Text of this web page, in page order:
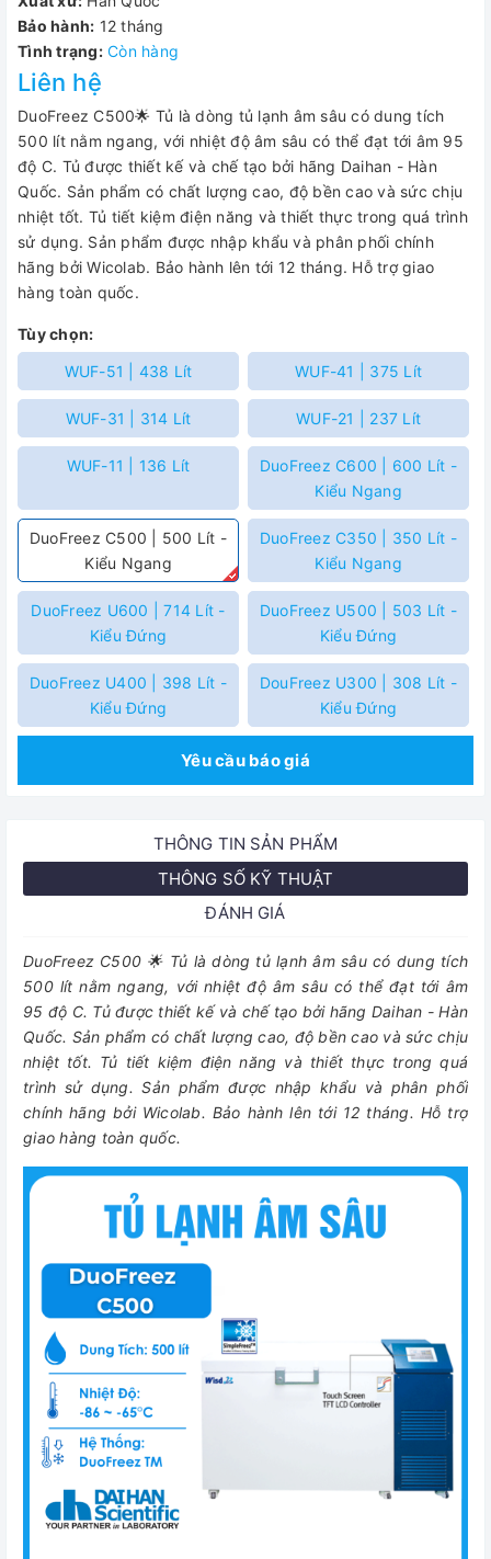
Bảo hành: 12 tháng
Tình trạng: Còn hàng
Liên hệ
DuoFreez C500🌟 Tủ là dòng tủ lạnh âm sâu có dung tích
500 lít nằm ngang, với nhiệt độ âm sâu có thể đạt tới âm 95
độ C. Tủ được thiết kế và chế tạo bởi hãng Daihan - Hàn
Quốc. Sản phẩm có chất lượng cao, độ bền cao và sức chịu
nhiệt tốt. Tủ tiết kiệm điện năng và thiết thực trong quá trình
sử dụng. Sản phẩm được nhập khẩu và phân phối chính
hãng bởi Wicolab. Bảo hành lên tới 12 tháng. Hỗ trợ giao
hàng toàn quốc.
Tùy chọn:
WUF-51 | 438 Lít
WUF-41 | 375 Lít
WUF-31 | 314 Lít WUF-21 | 237 Lít
WUF-11 | 136 Lít
DuoFreez C600 | 600 Lít -
Kiểu Ngang
DuoFreez C500 | 500 Lít -
Kiểu Ngang
DuoFreez C350 | 350 Lít -
Kiểu Ngang
DuoFreez U600 | 714 Lít -
Kiểu Đứng
DuoFreez U500 | 503 Lít -
Kiểu Đứng
DuoFreez U400 | 398 Lít -
Kiểu Đứng
DouFreez U300 | 308 Lít -
Kiểu Đứng
Yêu cầu báo giá
THÔNG TIN SẢN PHẨM
THÔNG SỐ KỸ THUẬT
ĐÁNH GIÁ
DuoFreez C500 🌟 Tủ là dòng tủ lạnh âm sâu có dung tích
500 lít nằm ngang, với nhiệt độ âm sâu có thể đạt tới âm
95 độ C. Tủ được thiết kế và chế tạo bởi hãng Daihan - Hàn
Quốc. Sản phẩm có chất lượng cao, độ bền cao và sức chịu
nhiệt tốt. Tủ tiết kiệm điện năng và thiết thực trong quá
trình sử dụng. Sản phẩm được nhập khẩu và phân phối
chính hãng bởi Wicolab. Bảo hành lên tới 12 tháng. Hỗ trợ
giao hàng toàn quốc.